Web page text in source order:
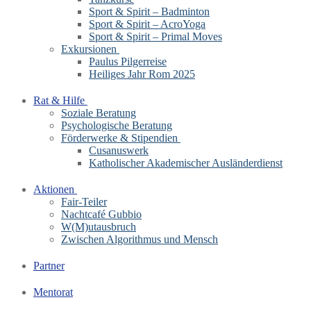
Sport & Spirit – Badminton
Sport & Spirit – AcroYoga
Sport & Spirit – Primal Moves
Exkursionen
Paulus Pilgerreise
Heiliges Jahr Rom 2025
Rat & Hilfe
Soziale Beratung
Psychologische Beratung
Förderwerke & Stipendien
Cusanuswerk
Katholischer Akademischer Ausländerdienst
Aktionen
Fair-Teiler
Nachtcafé Gubbio
W(M)utausbruch
Zwischen Algorithmus und Mensch
Partner
Mentorat